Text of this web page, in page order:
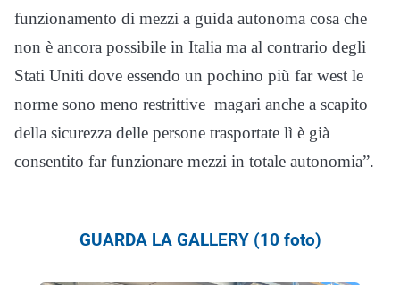
funzionamento di mezzi a guida autonoma cosa che
non è ancora possibile in Italia ma al contrario degli
Stati Uniti dove essendo un pochino più far west le
norme sono meno restrittive magari anche a scapito
della sicurezza delle persone trasportate lì è già
consentito far funzionare mezzi in totale autonomia”.
GUARDA LA GALLERY (10 foto)